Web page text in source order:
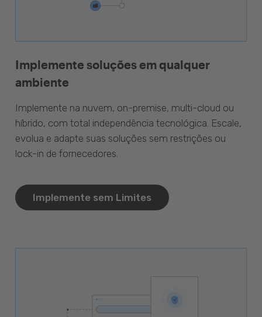
Implemente soluções em qualquer
ambiente
Implemente na nuvem, on-premise, multi-cloud ou
híbrido, com total independência tecnológica. Escale,
evolua e adapte suas soluções sem restrições ou
lock-in de fornecedores.
Implemente sem Limites